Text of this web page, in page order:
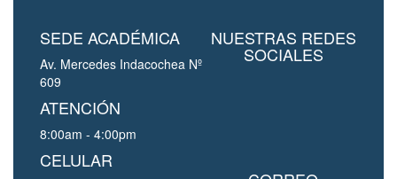
SEDE ACADÉMICA
Av. Mercedes Indacochea Nº
609
ATENCIÓN
8:00am - 4:00pm
CELULAR
NUESTRAS REDES
SOCIALES